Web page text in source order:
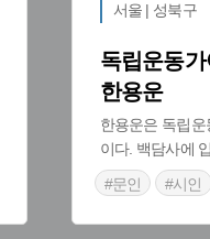
서울 | 성북구
독립운동
한용운
한용운은 독립
이다. 백담사에
#문인
#시인